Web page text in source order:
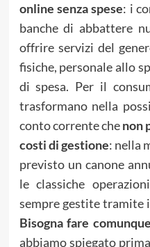
online senza spese: i
banche di abbattere
offrire servizi del
fisiche, personale allo
di spesa. Per il
trasformano nella
conto corrente chenon
costi di gestione: nella
previsto un canone
le classiche
sempre gestite tramite
Bisogna fare
abbiamo spiegato